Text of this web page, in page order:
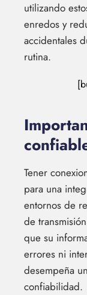
utilizando
enredos y
accidentales
rutina.
Tener
para una
entornos de
de
que su
errores ni
desempeña
confiabilidad.